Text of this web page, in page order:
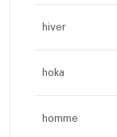
hiver
hoka
homme